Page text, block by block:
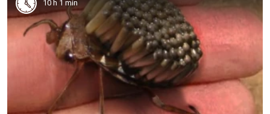
10 h 1 min